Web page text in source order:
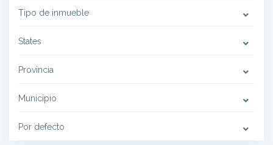
Tipo de inmueble
States
Provincia
Municipio
Por defecto